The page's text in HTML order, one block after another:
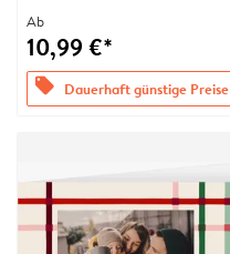
Ab
10,99 €*
offers Dauerhaft günstige Preise